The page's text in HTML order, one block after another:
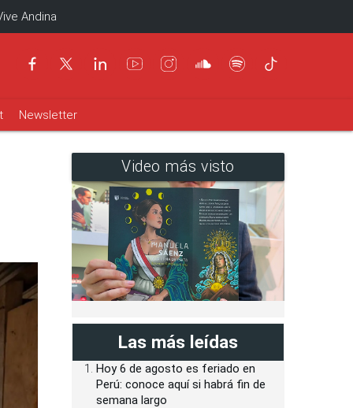
Andina
Newsletter
Video más visto
Las más leídas
Hoy 6 de agosto es feriado en
Perú: conoce aquí si habrá fin de
semana largo